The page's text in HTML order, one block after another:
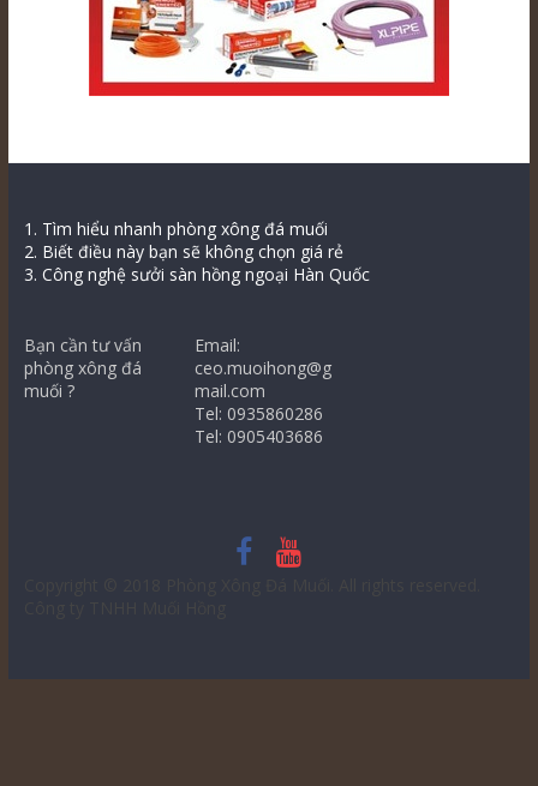
1. Tìm hiểu nhanh phòng xông đá muối
2. Biết điều này bạn sẽ không chọn giá rẻ
3. Công nghệ sưởi sàn hồng ngoại Hàn Quốc
Bạn cần tư vấn
phòng xông đá
muối ?
Email:
ceo.muoihong@g
mail.com
Tel: 0935860286
Tel: 0905403686